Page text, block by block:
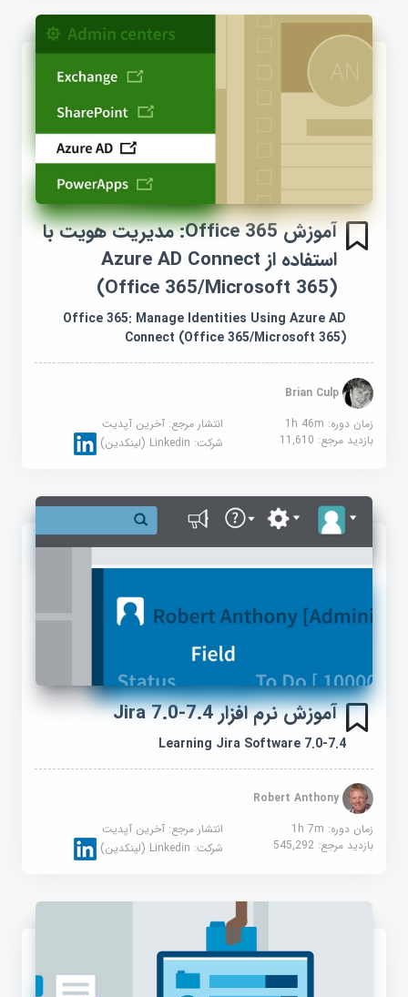
آموزش Office 365: مدیریت هویت با
استفاده از Azure AD Connect
(Office 365/Microsoft 365)
Office 365: Manage Identities Using Azure AD
Connect (Office 365/Microsoft 365)
Brian Culp
زمان دوره: 1h 46m
انتشار مرجع:آخرین آپدیت
بازدید مرجع:11,610 شرکت:Linkedin (لینکدین)
آموزش نرم افزار Jira 7.0-7.4
Learning Jira Software 7.0-7.4
Robert Anthony
زمان دوره: 1h 7m
انتشار مرجع:آخرین آپدیت
بازدید مرجع:545,292 شرکت:Linkedin (لینکدین)